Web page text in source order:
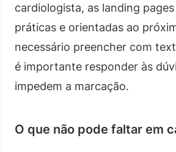
cardiologista, as landing
práticas e orientadas ao
necessário preencher com
é importante responder às
impedem a marcação.
O que não pode faltar em